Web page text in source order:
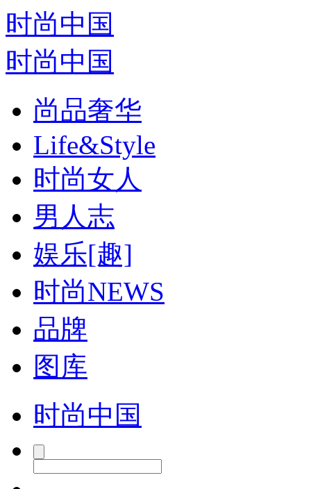
时尚中国
时尚中国
尚品奢华
Life&Style
时尚女人
男人志
娱乐[趣]
时尚NEWS
品牌
图库
时尚中国